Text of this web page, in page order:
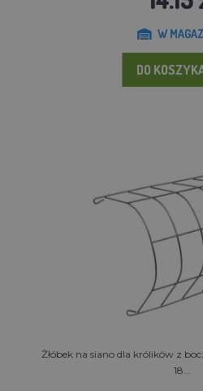
W
DO
Żłóbek na siano dla królików z
18...